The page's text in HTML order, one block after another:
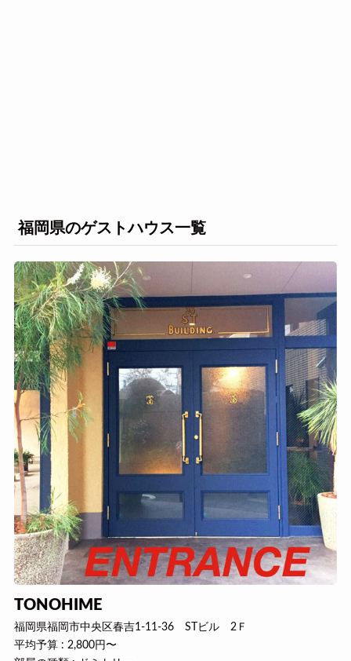
福岡県のゲストハウス一覧
TONOHIME
福岡県福岡市中央区春吉1-11-36 STビル 2Ｆ
平均予算 : 2,800円〜